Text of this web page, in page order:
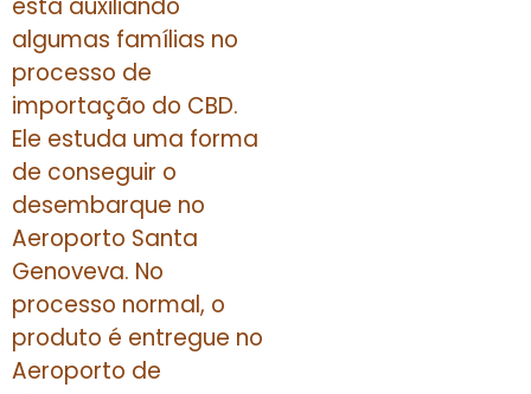
algumas famílias no
processo de
importação do CBD.
Ele estuda uma forma
de conseguir o
desembarque no
Aeroporto Santa
Genoveva. No
processo normal, o
produto é entregue no
Aeroporto de